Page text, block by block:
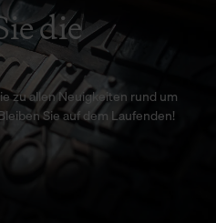
die
zu allen Neuigkeiten rund um
Sie auf dem Laufenden!